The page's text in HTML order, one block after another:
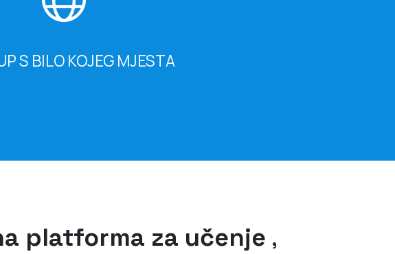
S BILO KOJEG MJESTA
platforma za učenje ,